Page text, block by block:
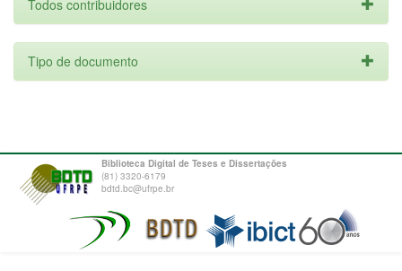
Todos contribuidores
Tipo de documento
Biblioteca Digital de Teses e Dissertações
(81) 3320-6179
bdtd.bc@ufrpe.br